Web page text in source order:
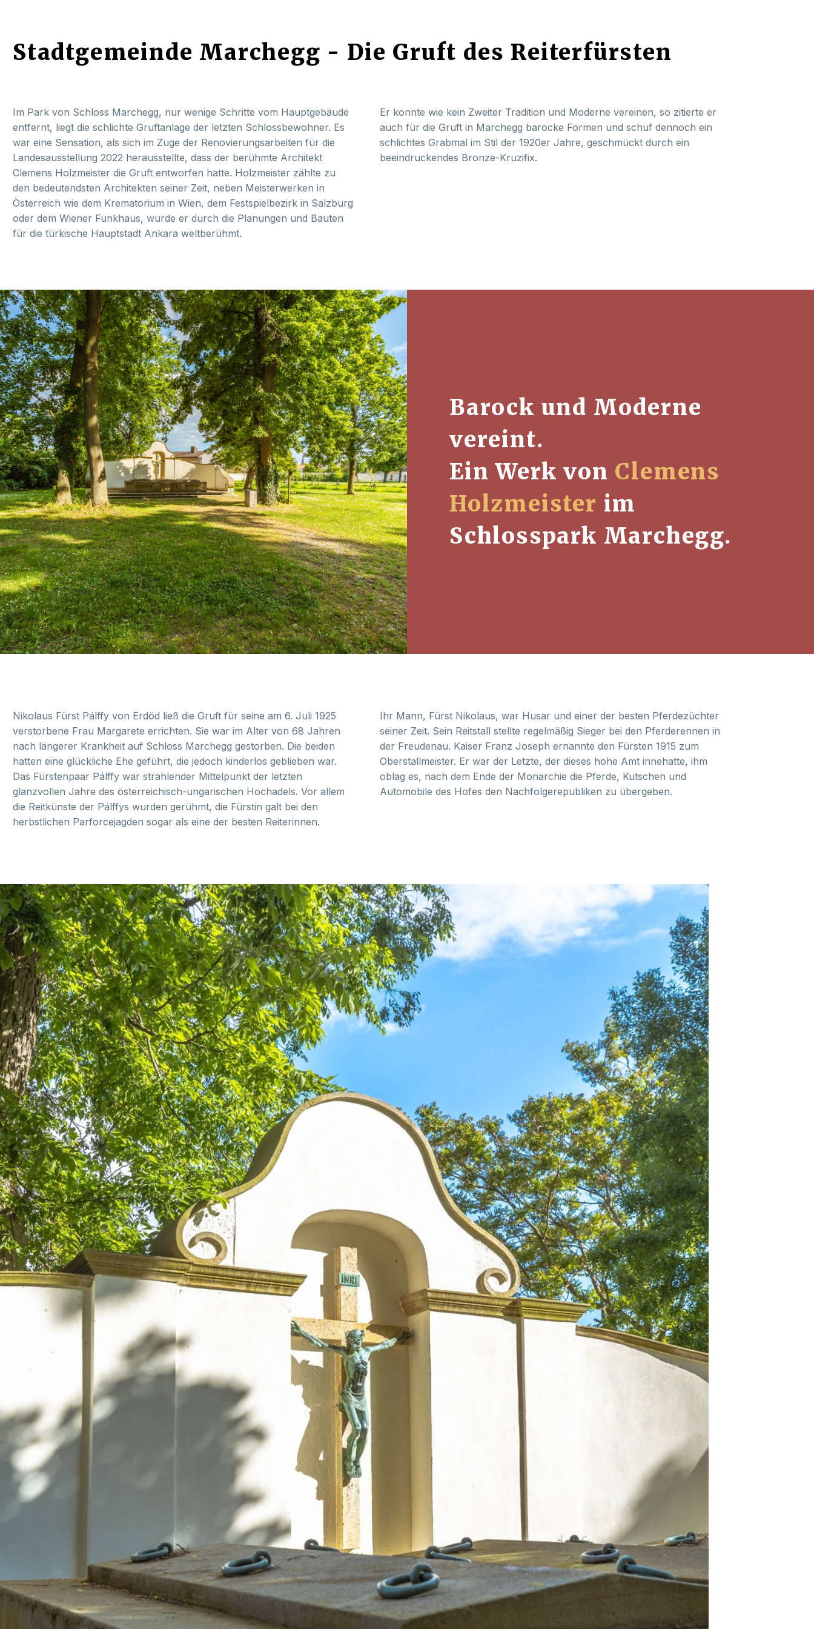
Stadtgemeinde Marchegg - Die Gruft des Reiterfürsten
Im Park von Schloss Marchegg, nur wenige Schritte vom Hauptgebäude
entfernt, liegt die schlichte Gruftanlage der letzten Schlossbewohner. Es
war eine Sensation, als sich im Zuge der Renovierungsarbeiten für die
Landesausstellung 2022 herausstellte, dass der berühmte Architekt
Clemens Holzmeister die Gruft entworfen hatte. Holzmeister zählte zu
den bedeutendsten Architekten seiner Zeit, neben Meisterwerken in
Österreich wie dem Krematorium in Wien, dem Festspielbezirk in Salzburg
oder dem Wiener Funkhaus, wurde er durch die Planungen und Bauten
für die türkische Hauptstadt Ankara weltberühmt.
Er konnte wie kein Zweiter Tradition und Moderne vereinen, so zitierte er
auch für die Gruft in Marchegg barocke Formen und schuf dennoch ein
schlichtes Grabmal im Stil der 1920er Jahre, geschmückt durch ein
beeindruckendes Bronze-Kruzifix.
Barock und Moderne
vereint.
Ein Werk von Clemens
Holzmeister im
Schlosspark Marchegg.
Nikolaus Fürst Pálffy von Erdöd ließ die Gruft für seine am 6. Juli 1925
verstorbene Frau Margarete errichten. Sie war im Alter von 68 Jahren
nach längerer Krankheit auf Schloss Marchegg gestorben. Die beiden
hatten eine glückliche Ehe geführt, die jedoch kinderlos geblieben war.
Das Fürstenpaar Pálffy war strahlender Mittelpunkt der letzten
glanzvollen Jahre des österreichisch-ungarischen Hochadels. Vor allem
die Reitkünste der Pálffys wurden gerühmt, die Fürstin galt bei den
herbstlichen Parforcejagden sogar als eine der besten Reiterinnen.
Ihr Mann, Fürst Nikolaus, war Husar und einer der besten Pferdezüchter
seiner Zeit. Sein Reitstall stellte regelmäßig Sieger bei den Pferderennen in
der Freudenau. Kaiser Franz Joseph ernannte den Fürsten 1915 zum
Oberstallmeister. Er war der Letzte, der dieses hohe Amt innehatte, ihm
oblag es, nach dem Ende der Monarchie die Pferde, Kutschen und
Automobile des Hofes den Nachfolgerepubliken zu übergeben.